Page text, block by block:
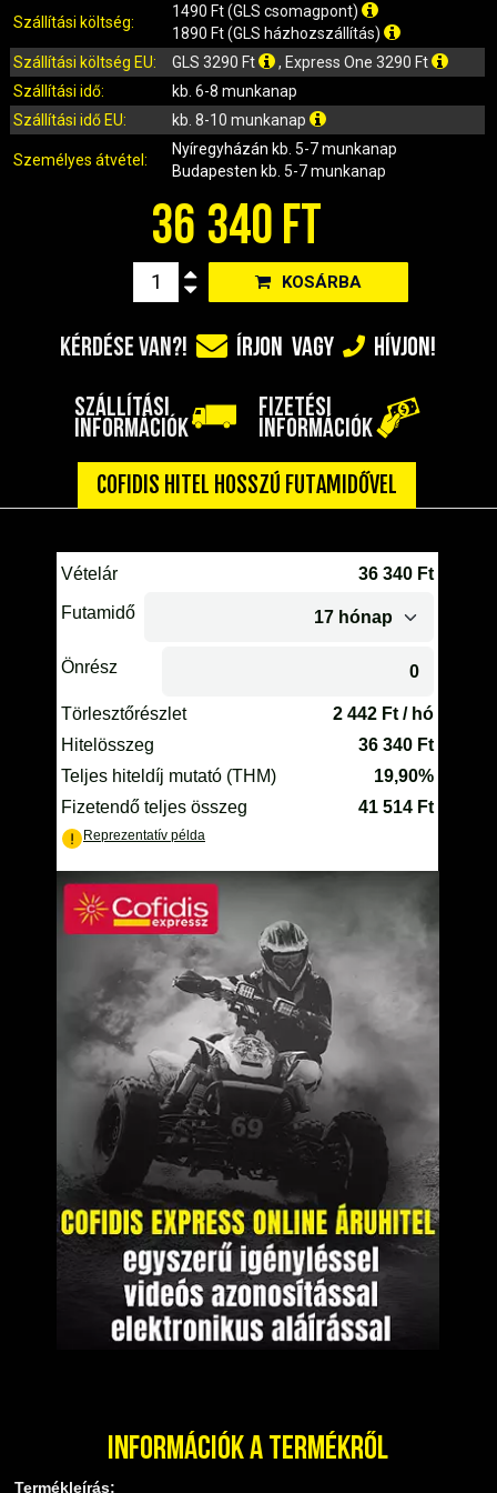
IZZÓ (ROBOGÓ, QUAD, MOTOR)
KARBURÁTOROK ÉS ALKATRÉSZEIK
KENŐANYAGOK, TISZTÍTÓK, ÁPOLÓK
KIEGÉSZÍTŐK
KILÓMÉTERÓRA ÉS ALKATRÉSZEI
KORMÁNY ÉS ALKATRÉSZEI
LÁMPÁK, BÚRÁK
MOTORBLOKK KOMPLETT
SZERSZÁMOK
RUHÁZAT, VÉDŐFELSZERELÉSEK
ZÁRAK, GYÚJTÁSKAPCSOLÓK
ÜZEMANYAG ELLÁTÓ RENDSZER
Szállítási költség:
1490 Ft (GLS csomagpont)
1890 Ft (GLS házhozszállítás)
Szállítási költség EU:
GLS 3290 Ft
, Express One 3290 Ft
Szállítási idő:
kb. 6-8 munkanap
Szállítási idő EU:
kb. 8-10 munkanap
Személyes átvétel:
Nyíregyházán kb. 5-7 munkanap
Budapesten kb. 5-7 munkanap
36 340 FT
KOSÁRBA
KÉRDÉSE VAN?! ÍRJON VAGY HÍVJON!
SZÁLLÍTÁSI
INFORMÁCIÓK
FIZETÉSI
INFORMÁCIÓK
COFIDIS HITEL HOSSZÚ FUTAMIDŐVEL
Információk a termékről
Termékleírás: